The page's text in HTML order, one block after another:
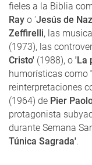
fieles a la Biblia
Ray o 'Jesús de
Zeffirelli, las
(1973), las
Cristo' (1988), o 'La
humorísticas como
reinterpretaciones
(1964) de Pier
protagonista
durante Semana
Túnica Sagrada'.